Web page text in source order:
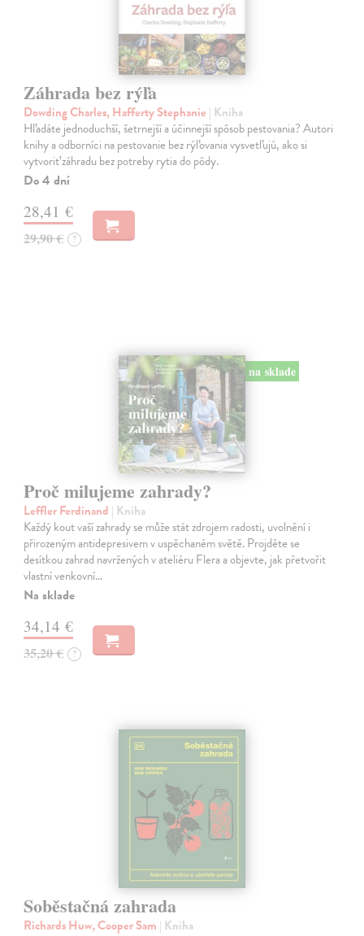
Záhrada bez rýľa
Dowding Charles, Hafferty Stephanie | Kniha
Hľadáte jednoduchší, šetrnejší a účinnejší spôsob pestovania? Autori
knihy a odborníci na pestovanie bez rýľovania vysvetľujú, ako si
vytvoriť záhradu bez potreby rytia do pôdy.
Do 4 dní
28,41 €
29,90 € ?
na sklade
Proč milujeme zahrady?
Leffler Ferdinand | Kniha
Každý kout vaší zahrady se může stát zdrojem radosti, uvolnění i
přirozeným antidepresivem v uspěchaném světě. Projděte se
desítkou zahrad navržených v ateliéru Flera a objevte, jak přetvořit
vlastní venkovní…
Na sklade
34,14 €
35,20 € ?
Soběstačná zahrada
Richards Huw, Cooper Sam | Kniha